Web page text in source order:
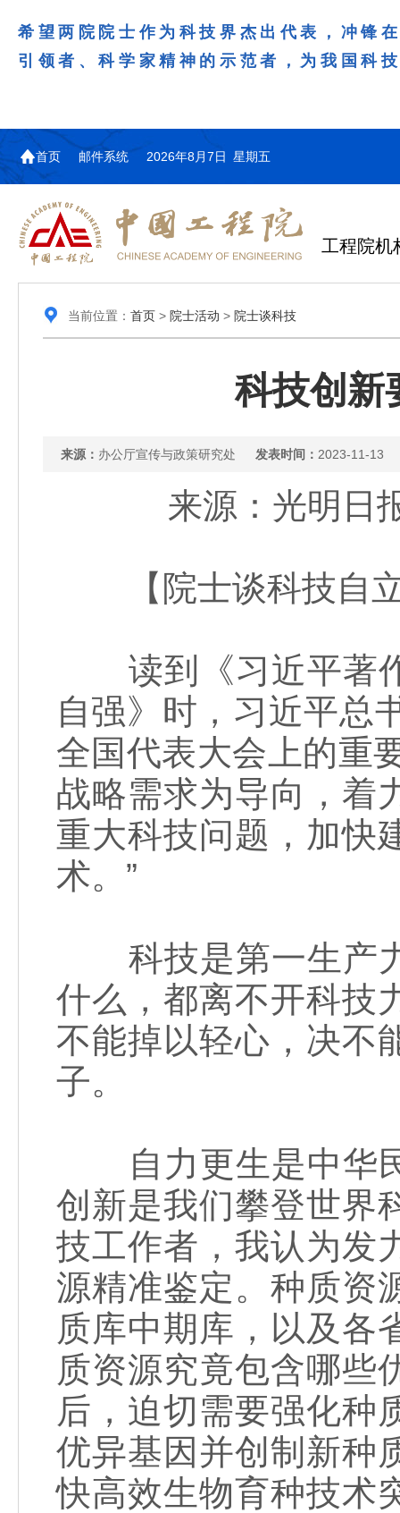
希望两院院士作为科技界杰出代表，冲锋
引领者、科学家精神的示范者，为我国科
首页 邮件系统 2026年8月7日 星期五
工程院机
当前位置： 首页> 院士活动 > 院士谈科技
科技创新
来源： 办公厅宣传与政策研究处 发表时间： 2023-11-13
来源：光明
【院士谈科技自
读到《习近平著作
自强》时，习近平总
全国代表大会上的重
战略需求为导向，着
重大科技问题，加快
术。”
科技是第一生产力
什么，都离不开科技
不能掉以轻心，决不
子。
自力更生是中华民
创新是我们攀登世界
技工作者，我认为发
源精准鉴定。种质资
质库中期库，以及各
质资源究竟包含哪些
后，迫切需要强化种
优异基因并创制新种
快高效生物育种技术